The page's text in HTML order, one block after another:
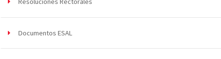
Documentos ESAL